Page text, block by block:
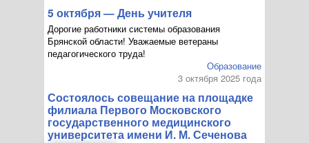
5 октября — День учителя
Дорогие работники системы образования
Брянской области! Уважаемые ветераны
педагогического труда!
Образование
3 октября 2025 года
Состоялось совещание на площадке
филиала Первого Московского
государственного медицинского
университета имени И. М. Сеченова